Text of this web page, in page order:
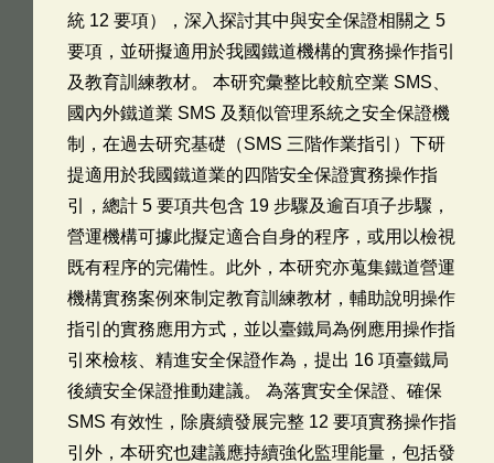
統 12 要項），深入探討其中與安全保證相關之 5
要項，並研擬適用於我國鐵道機構的實務操作指引
及教育訓練教材。 本研究彙整比較航空業 SMS、
國內外鐵道業 SMS 及類似管理系統之安全保證機
制，在過去研究基礎（SMS 三階作業指引）下研
提適用於我國鐵道業的四階安全保證實務操作指
引，總計 5 要項共包含 19 步驟及逾百項子步驟，
營運機構可據此擬定適合自身的程序，或用以檢視
既有程序的完備性。此外，本研究亦蒐集鐵道營運
機構實務案例來制定教育訓練教材，輔助說明操作
指引的實務應用方式，並以臺鐵局為例應用操作指
引來檢核、精進安全保證作為，提出 16 項臺鐵局
後續安全保證推動建議。 為落實安全保證、確保
SMS 有效性，除賡續發展完整 12 要項實務操作指
引外，本研究也建議應持續強化監理能量，包括發